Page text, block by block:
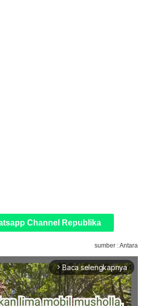
Channel Republika
sumber : Antara
arrow_forward_ios Baca selengkapnya